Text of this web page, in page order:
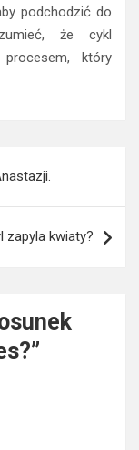
podchodzić do
że cykl
procesem, który
zapyla kwiaty?
”